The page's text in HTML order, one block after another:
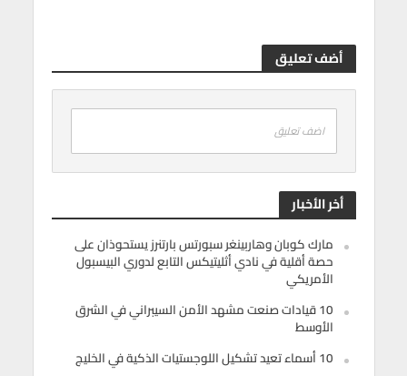
أضف تعليق
اضف تعليق
أخر الأخبار
مارك كوبان وهاربينغر سبورتس بارتنرز يستحوذان على
حصة أقلية في نادي أثليتيكس التابع لدوري البيسبول
الأمريكي
10 قيادات صنعت مشهد الأمن السيبراني في الشرق
الأوسط
10 أسماء تعيد تشكيل اللوجستيات الذكية في الخليج